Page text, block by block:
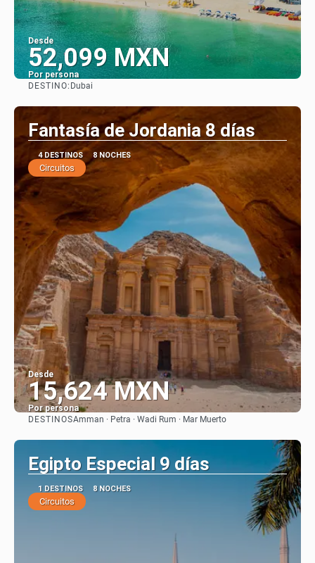
Desde
52,099 MXN
Por persona
DESTINO: Dubai
Fantasía de Jordania 8 días
4 DESTINOS 8 NOCHES
Circuitos
Desde
15,624 MXN
Por persona
DESTINOSAmman · Petra · Wadi Rum · Mar Muerto
Egipto Especial 9 días
1 DESTINOS 8 NOCHES
Circuitos